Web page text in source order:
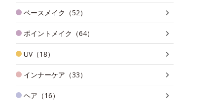
ベースメイク（52）
ポイントメイク（64）
UV（18）
インナーケア（33）
ヘア（16）